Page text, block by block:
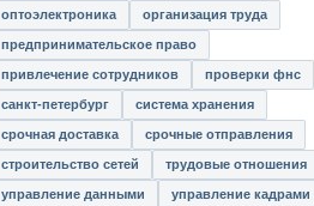
оптоэлектроника организация труда
предпринимательское право
привлечение сотрудников проверки фнс
санкт-петербург система хранения
срочная доставка срочные отправления
строительство сетей трудовые отношения
управление данными управление кадрами